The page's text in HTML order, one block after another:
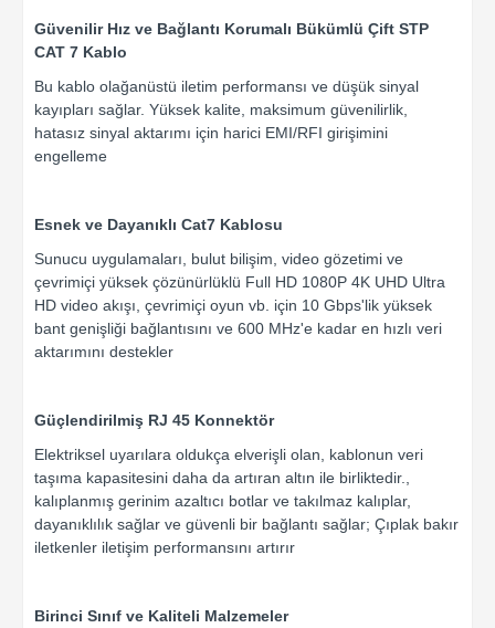
Güvenilir Hız ve Bağlantı Korumalı Bükümlü Çift STP
CAT 7 Kablo
Bu kablo olağanüstü iletim performansı ve düşük sinyal
kayıpları sağlar. Yüksek kalite, maksimum güvenilirlik,
hatasız sinyal aktarımı için harici EMI/RFI girişimini
engelleme
Esnek ve Dayanıklı Cat7 Kablosu
Sunucu uygulamaları, bulut bilişim, video gözetimi ve
çevrimiçi yüksek çözünürlüklü Full HD 1080P 4K UHD Ultra
HD video akışı, çevrimiçi oyun vb. için 10 Gbps'lik yüksek
bant genişliği bağlantısını ve 600 MHz'e kadar en hızlı veri
aktarımını destekler
Güçlendirilmiş RJ 45 Konnektör
Elektriksel uyarılara oldukça elverişli olan, kablonun veri
taşıma kapasitesini daha da artıran altın ile birliktedir.,
kalıplanmış gerinim azaltıcı botlar ve takılmaz kalıplar,
dayanıklılık sağlar ve güvenli bir bağlantı sağlar; Çıplak bakır
iletkenler iletişim performansını artırır
Birinci Sınıf ve Kaliteli Malzemeler